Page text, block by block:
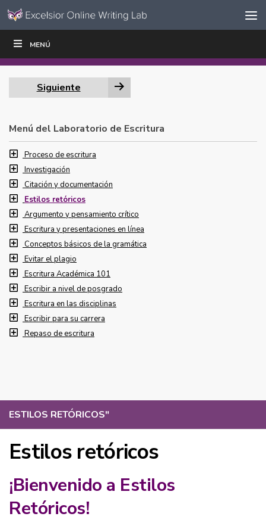
Ir al contenido
navegación
MENÚ
ESTILOS RETÓRICOS"
Estilos retóricos
¡Bienvenido a Estilos
Retóricos!
ESCRIBIR
Siguiente
Menú del Laboratorio de Escritura
Proceso de escritura
Investigación
Citación y documentación
Estilos retóricos
Argumento y pensamiento crítico
Escritura y presentaciones en línea
Conceptos básicos de la gramática
Evitar el plagio
Escritura Académica 101
Escribir a nivel de posgrado
Escritura en las disciplinas
Escribir para su carrera
Repaso de escritura